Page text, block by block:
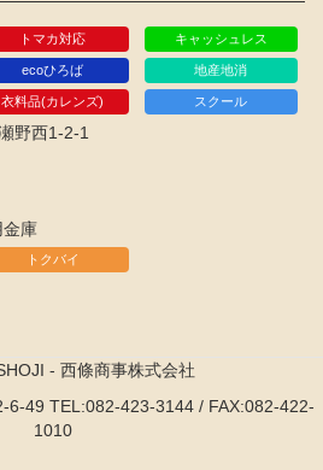
トマカ対応 キャッシュレス
ecoひろば 地産地消
衣料品(カレンズ) スクール
野西1-2-1
金庫
トクバイ
- 西條商事株式会社
6-49 TEL:082-423-3144 / FAX:082-422-
1010